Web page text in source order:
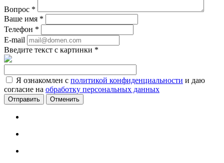
Вопрос *
Ваше имя *
Телефон *
E-mail
Введите текст с картинки *
Я ознакомлен с политикой конфиденциальности и даю
согласие на обработку персональных данных
Отменить